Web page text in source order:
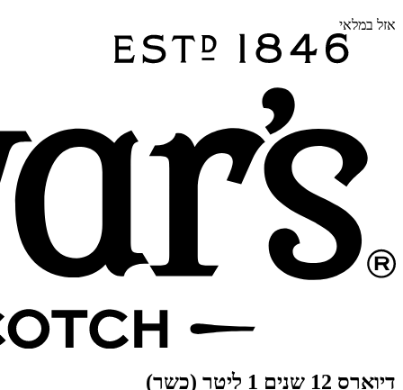
אזל במלאי
דיוארס 12 שנים 1 ליטר (כשר)